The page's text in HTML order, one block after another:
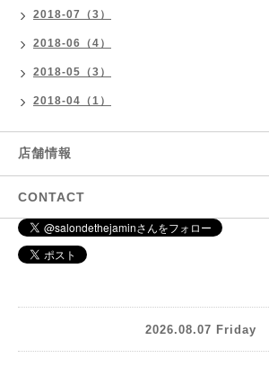
2018-07（3）
2018-06（4）
2018-05（3）
2018-04（1）
店舗情報
CONTACT
2026.08.07 Friday